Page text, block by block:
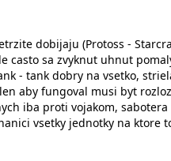
dobijaju (Protoss -
casto sa zvyknut uhnut
- tank dobry na vsetko,
aby fungoval musi byt
iba proti vojakom, sabotera
vsetky jednotky na ktore